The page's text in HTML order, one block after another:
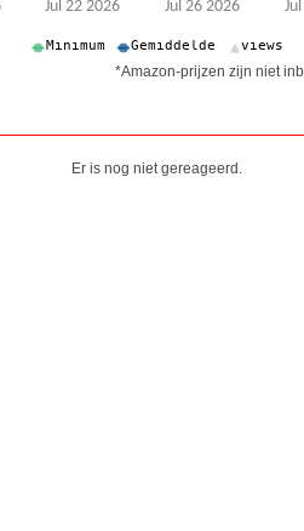
*Amazon-prijzen zijn niet
Er is nog niet gereageerd.